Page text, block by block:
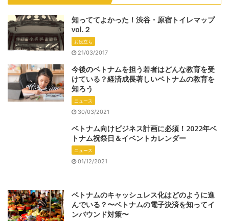
知っててよかった！渋谷・原宿トイレマップ
vol.２
お役立ち
21/03/2017
今後のベトナムを担う若者はどんな教育を受
けている？経済成長著しいベトナムの教育を
知ろう
ニュース
30/03/2021
ベトナム向けビジネス計画に必須！2022年ベ
トナム祝祭日＆イベントカレンダー
ニュース
01/12/2021
ベトナムのキャッシュレス化はどのように進
んでいる？〜ベトナムの電子決済を知ってイ
ンバウンド対策〜